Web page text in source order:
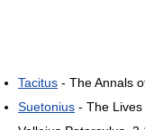
Tacitus - The Annals
Suetonius - The